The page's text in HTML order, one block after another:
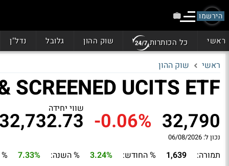
הירשמו
ראשי כל הכותרות שוק ההון גלובל נדל"ן
ראשי שוק ההון
SCREENED UCITS ETF
32,790
-0.06% שווי יחידה
נכון ל: 06/08/2026
תמורה: 1,639 % החודש: 3.24% % השנה: 7.33% % 3 חודשים: